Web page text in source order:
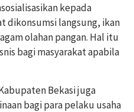
kepada
dikonsumsi langsung, ikan
olahan pangan. Hal itu
bagi masyarakat apabila
Bekasi juga
bagi para pelaku usaha